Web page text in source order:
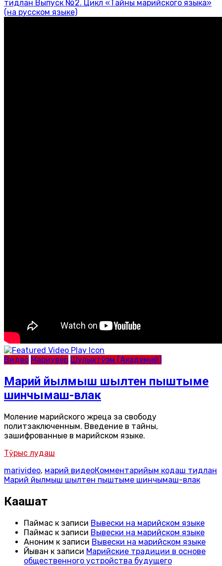
тидлан Выпуск №2. Цикл «Тайны марийского языка»
(на русском языке)
Видео Мариувер Шулыктӱэм (Академий)
Марий йылмыш шылтен пыштыме
шинчымаш-влак
Моление марийского жреца за свободу
политзаключенным. Введение в тайны,
зашифрованные в марийском языке.
Тӱрыс лудаш
marivideo, марий видеоКомментарийым кодаш тидлан
Марий йылмыш шылтен пыштыме шинчымаш-влак
Каҥашат
Паймас к записи Вывески на марийском языке
Паймас к записи Вывески на марийском языке
Аноним к записи Вывески на марийском языке
Йыван к записи Марийские традиции в основе
общественного устройства будущего